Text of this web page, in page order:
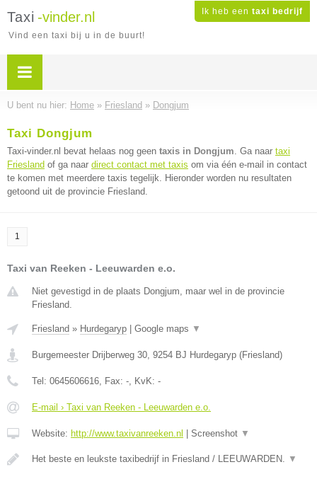
Ik heb een taxi bedrijf
Taxi -vinder.nl
Vind een taxi bij u in de buurt!
U bent nu hier: Home » Friesland » Dongjum
Taxi Dongjum
Taxi-vinder.nl bevat helaas nog geen taxis in Dongjum. Ga naar taxi
Friesland of ga naar direct contact met taxis om via één e-mail in contact
te komen met meerdere taxis tegelijk. Hieronder worden nu resultaten
getoond uit de provincie Friesland.
1
Taxi van Reeken - Leeuwarden e.o.
Niet gevestigd in de plaats Dongjum, maar wel in de provincie
Friesland.
Friesland » Hurdegaryp Google maps ▼
Burgemeester Drijberweg 30, 9254 BJ Hurdegaryp (Friesland)
Tel: 0645606616, Fax: -, KvK: -
E-mail › Taxi van Reeken - Leeuwarden e.o.
Website: http://www.taxivanreeken.nl Screenshot ▼
Het beste en leukste taxibedrijf in Friesland / LEEUWARDEN. ▼